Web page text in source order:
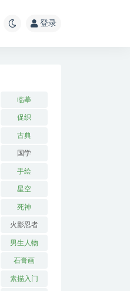
登录
临摹
促织
古典
国学
手绘
星空
死神
火影忍者
男生人物
石膏画
素描入门